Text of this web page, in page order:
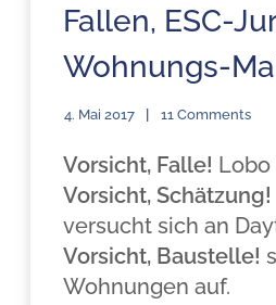
Fallen, ESC-
Wohnungs-
4. Mai 2017 11 Comments
Vorsicht, Falle! Lobo
Vorsicht, Schätzung!
versucht sich an
Vorsicht, Baustelle!
Wohnungen auf.